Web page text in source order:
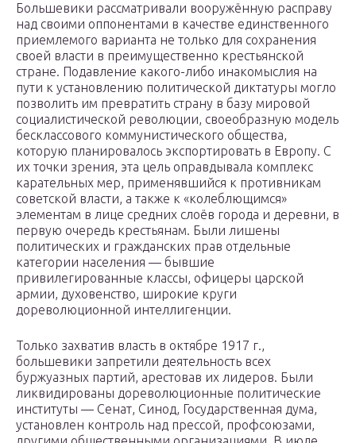
Большевики рассматривали вооружённую расправу
над своими оппонентами в качестве единственного
приемлемого варианта не только для сохранения
своей власти в преимущественно крестьянской
стране. Подавление какого-либо инакомыслия на
пути к установлению политической диктатуры могло
позволить им превратить страну в базу мировой
социалистической революции, своеобразную модель
бесклассового коммунистического общества,
которую планировалось экспортировать в Европу. С
их точки зрения, эта цель оправдывала комплекс
карательных мер, применявшийся к противникам
советской власти, а также к «колеблющимся»
элементам в лице средних слоёв города и деревни, в
первую очередь крестьянам. Были лишены
политических и гражданских прав отдельные
категории населения — бывшие
привилегированные классы, офицеры царской
армии, духовенство, широкие круги
дореволюционной интеллигенции.
Только захватив власть в октябре 1917 г.,
большевики запретили деятельность всех
буржуазных партий, арестовав их лидеров. Были
ликвидированы дореволюционные политические
институты — Сенат, Синод, Государственная дума,
установлен контроль над прессой, профсоюзами,